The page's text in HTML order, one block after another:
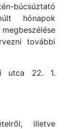
búcsúztató
hónapok
további
utca 22. 1.
illetve